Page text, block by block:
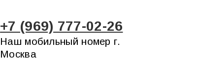
+7 (969) 777-02-26
Наш мобильный номер г.
Москва